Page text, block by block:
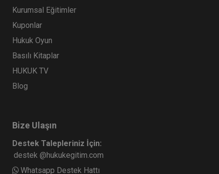
Kurumsal Eğitimler
Kuponlar
Hukuk Oyun
Basılı Kitaplar
HUKUK TV
Blog
Bize Ulaşın
Destek Talepleriniz İçin:
destek @hukukegitim.com
Whatsapp Destek Hattı